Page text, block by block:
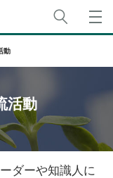
生産性本部
動
活動
ダーや知識人に